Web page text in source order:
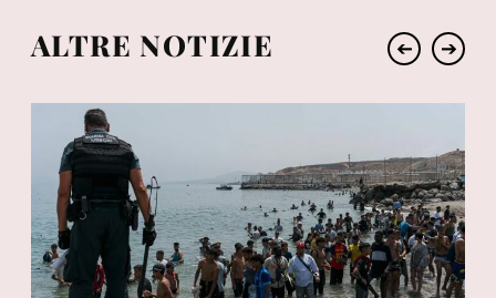
ALTRE NOTIZIE ➔ ➔